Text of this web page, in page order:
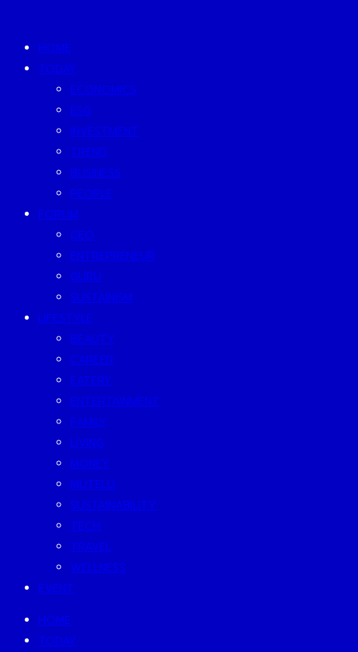
HOME
TODAY
ECONOMICS
ESG
INVESTMENT
TREND
BUSINESS
PEOPLE
FORUM
CEO
ENTREPRENEUR
GURU
SUSTAINISM
LIFESTYLE
BEAUTY
CAREER
EATERY
ENTERTAINMENT
FAMILY
LIVING
MONEY
MUTELU
SUSTAINABILITY
TECH
TRAVEL
WELLNESS
EVENT
HOME
TODAY